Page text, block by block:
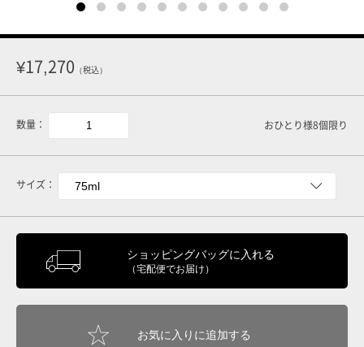
¥17,270 （税込）
数量： おひとり様8個限り
サイズ：
ショッピングバッグに入れる
（宅配便でお届け）